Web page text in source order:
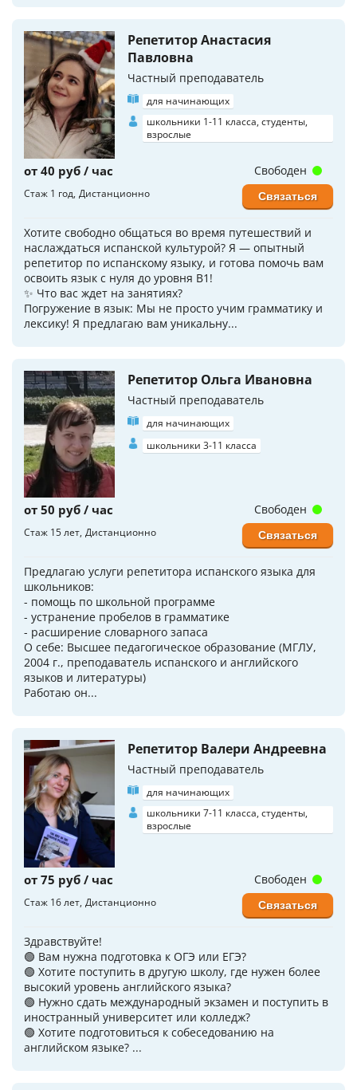
Репетитор Анастасия
Павловна
Частный преподаватель
для начинающих
школьники 1-11 класса, студенты,
взрослые
от 40 руб / час
Стаж 1 год Дистанционно
Хотите свободно общаться во время путешествий и
наслаждаться испанской культурой? Я — опытный
репетитор по испанскому языку, и готова помочь вам
освоить язык с нуля до уровня B1!
✨ Что вас ждет на занятиях?
Погружение в язык: Мы не просто учим грамматику и
лексику! Я предлагаю вам уникальну...
Свободен
Связаться
Репетитор Ольга Ивановна
Частный преподаватель
для начинающих
школьники 3-11 класса
от 50 руб / час
Стаж 15 лет Дистанционно
Предлагаю услуги репетитора испанского языка для
школьников:
- помощь по школьной программе
- устранение пробелов в грамматике
- расширение словарного запаса
О себе: Высшее педагогическое образование (МГЛУ,
2004 г., преподаватель испанского и английского
языков и литературы)
Работаю он...
Свободен
Связаться
Репетитор Валери Андреевна
Частный преподаватель
для начинающих
школьники 7-11 класса, студенты,
взрослые
от 75 руб / час
Стаж 16 лет Дистанционно
Здравствуйте!
🟢 Вам нужна подготовка к ОГЭ или ЕГЭ?
🟢 Хотите поступить в другую школу, где нужен более
высокий уровень английского языка?
🟢 Нужно сдать международный экзамен и поступить в
иностранный университет или колледж?
🟢 Хотите подготовиться к собеседованию на
английском языке? ...
Свободен
Связаться